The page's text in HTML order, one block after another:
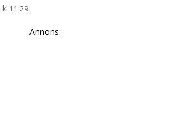
kl 11:29
Annons: